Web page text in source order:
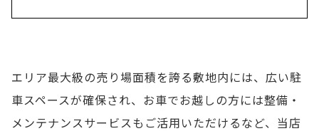
エリア最大級の売り場面積を誇る敷地内には、広い駐
車スペースが確保され、お車でお越しの方には整備・
メンテナンスサービスもご活用いただけるなど、当店